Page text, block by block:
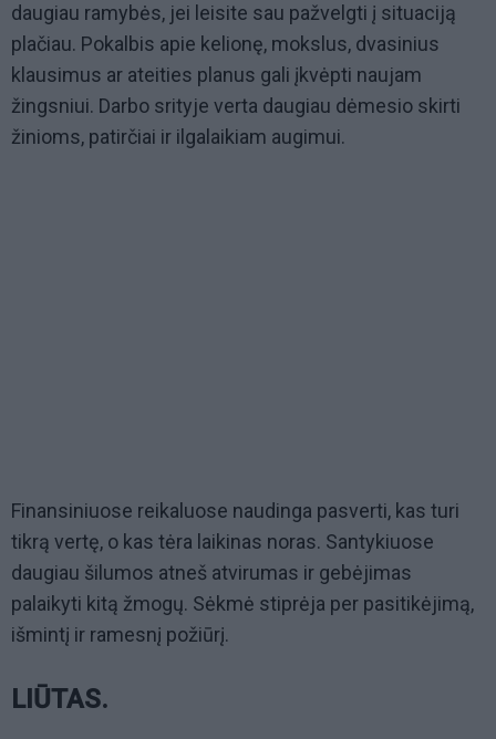
daugiau ramybės, jei leisite sau pažvelgti į situaciją
plačiau. Pokalbis apie kelionę, mokslus, dvasinius
klausimus ar ateities planus gali įkvėpti naujam
žingsniui. Darbo srityje verta daugiau dėmesio skirti
žinioms, patirčiai ir ilgalaikiam augimui.
Finansiniuose reikaluose naudinga pasverti, kas turi
tikrą vertę, o kas tėra laikinas noras. Santykiuose
daugiau šilumos atneš atvirumas ir gebėjimas
palaikyti kitą žmogų. Sėkmė stiprėja per pasitikėjimą,
išmintį ir ramesnį požiūrį.
LIŪTAS.